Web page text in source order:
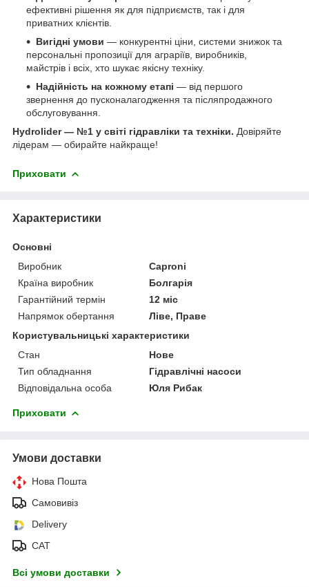
ефективні рішення як для підприємств, так і для
приватних клієнтів.
Вигідні умови — конкурентні ціни, системи знижок та
персональні пропозиції для аграріїв, виробників,
майстрів і всіх, хто шукає якісну техніку.
Надійність на кожному етапі — від першого
звернення до пусконалагодження та післяпродажного
обслуговування.
Hydrolider — №1 у світі гідравліки та техніки. Довіряйте
лідерам — обирайте найкраще!
Приховати
Характеристики
Основні
Виробник
Caproni
Країна виробник
Болгарія
Гарантійний термін
12 міс
Напрямок обертання
Ліве, Праве
Користувальницькі характеристики
Стан
Нове
Тип обладнання
Гідравлічні насоси
Відповідальна особа
Юля Рибак
Приховати
Умови доставки
Нова Пошта
Самовивіз
Delivery
САТ
Всі умови доставки